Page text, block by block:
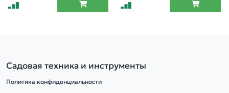
Садовая техника и инструменты
Политика конфиденциальности